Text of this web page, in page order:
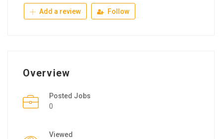
Add a review Follow
Overview
Posted Jobs
0
Viewed